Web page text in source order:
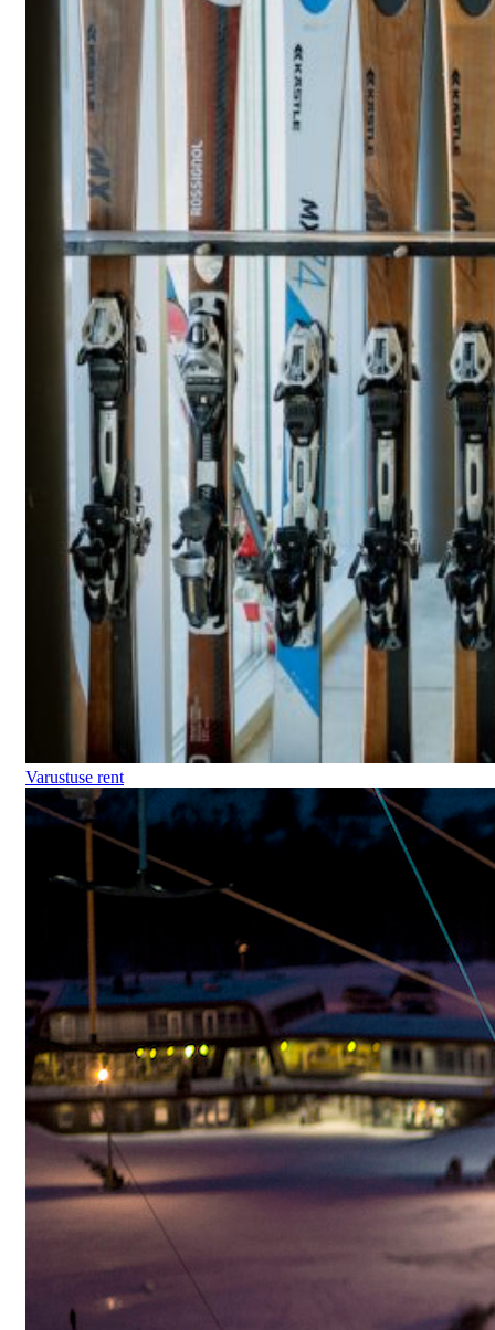
Varustuse rent